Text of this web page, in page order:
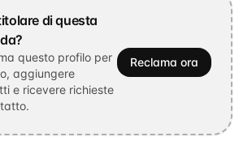
di questa
questo profilo per
aggiungere
e ricevere richieste
Reclama ora